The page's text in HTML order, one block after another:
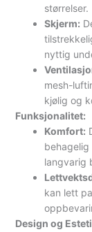
størrelser.
Skjerm:
nyttig
mesh-
kjølig og
Funksjonalitet:
Komfort:
langvarig
kan lett
Design og